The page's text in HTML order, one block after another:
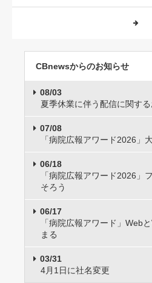
CBnewsからのお知らせ
08/03
夏季休業に伴う配信に関す
07/08
「病院広報アワード2026」
06/18
「病院広報アワード2026」
そろう
06/17
「病院広報アワード」Web
まる
03/31
4月1日に社名変更